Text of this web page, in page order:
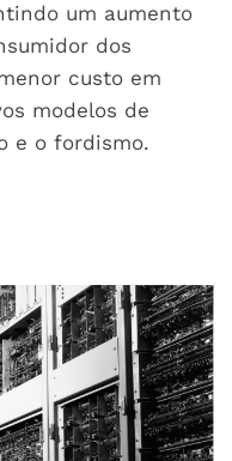
um aumento
dos
custo em
modelos de
e o fordismo.